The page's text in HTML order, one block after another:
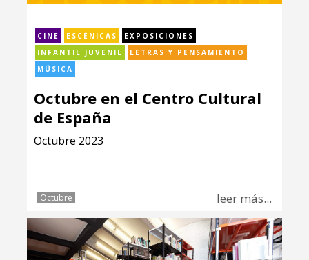
CINE ESCÉNICAS
EXPOSICIONES
INFANTIL JUVENIL
LETRAS Y PENSAMIENTO
MÚSICA
Octubre en el Centro Cultural
de España
Octubre 2023
Octubre leer más...